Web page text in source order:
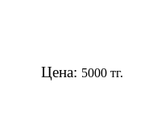
Цена: 5000 тг.